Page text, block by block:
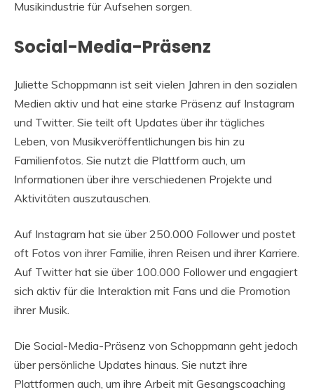
Musikindustrie für Aufsehen sorgen.
Social-Media-Präsenz
Juliette Schoppmann ist seit vielen Jahren in den sozialen
Medien aktiv und hat eine starke Präsenz auf Instagram
und Twitter. Sie teilt oft Updates über ihr tägliches
Leben, von Musikveröffentlichungen bis hin zu
Familienfotos. Sie nutzt die Plattform auch, um
Informationen über ihre verschiedenen Projekte und
Aktivitäten auszutauschen.
Auf Instagram hat sie über 250.000 Follower und postet
oft Fotos von ihrer Familie, ihren Reisen und ihrer Karriere.
Auf Twitter hat sie über 100.000 Follower und engagiert
sich aktiv für die Interaktion mit Fans und die Promotion
ihrer Musik.
Die Social-Media-Präsenz von Schoppmann geht jedoch
über persönliche Updates hinaus. Sie nutzt ihre
Plattformen auch, um ihre Arbeit mit Gesangscoaching